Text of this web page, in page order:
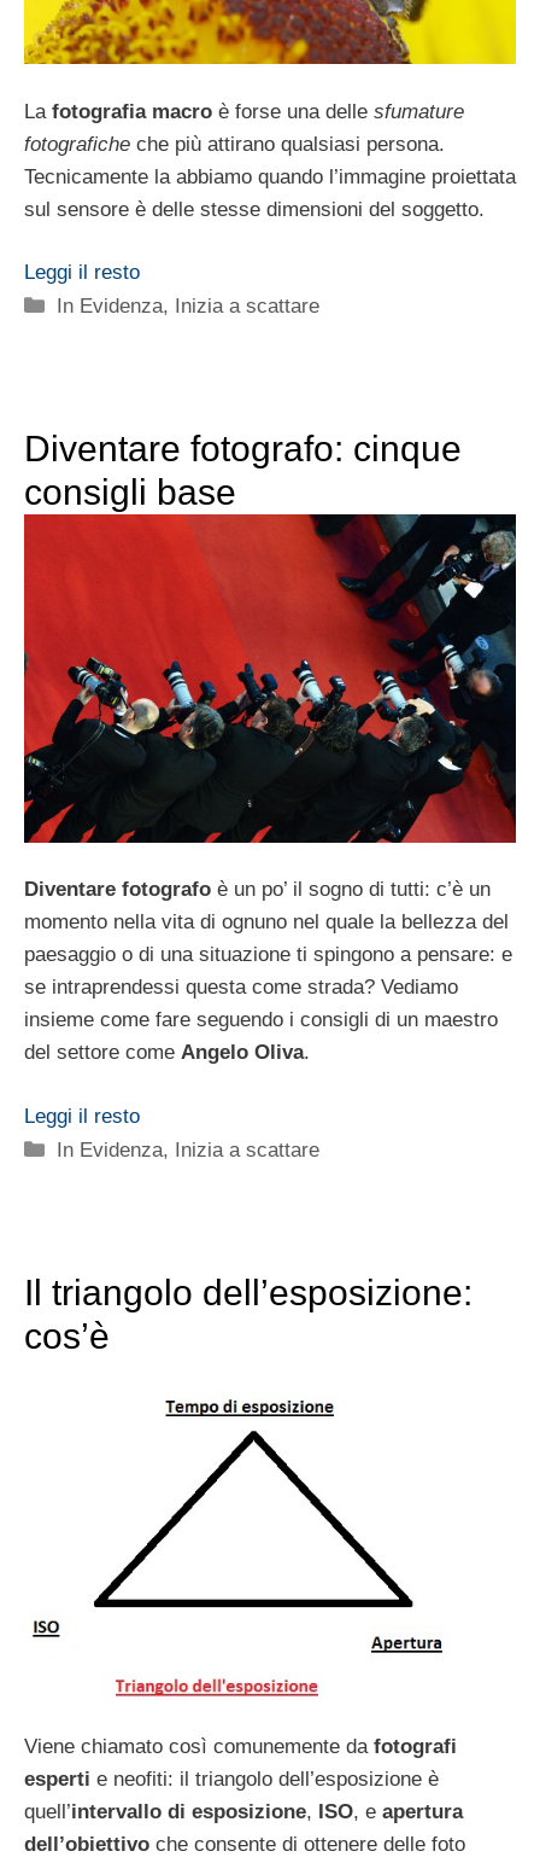
La fotografia macro è forse una delle sfumature
fotografiche che più attirano qualsiasi persona.
Tecnicamente la abbiamo quando l’immagine proiettata
sul sensore è delle stesse dimensioni del soggetto.
Leggi il resto
Categorie
In Evidenza, Inizia a scattare
Diventare fotografo: cinque
consigli base
Diventare fotografo è un po’ il sogno di tutti: c’è un
momento nella vita di ognuno nel quale la bellezza del
paesaggio o di una situazione ti spingono a pensare: e
se intraprendessi questa come strada? Vediamo
insieme come fare seguendo i consigli di un maestro
del settore come Angelo Oliva.
Leggi il resto
Categorie
In Evidenza, Inizia a scattare
Il triangolo dell’esposizione:
cos’è
Viene chiamato così comunemente da fotografi
esperti e neofiti: il triangolo dell’esposizione è
quell’intervallo di esposizione, ISO, e apertura
dell’obiettivo che consente di ottenere delle foto